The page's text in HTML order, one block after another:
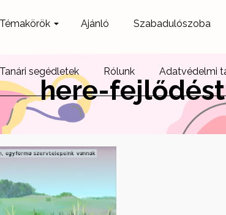
Témakörök Ajánló Szabadulószoba
Tanári segédletek Rólunk Adatvédelmi
here-